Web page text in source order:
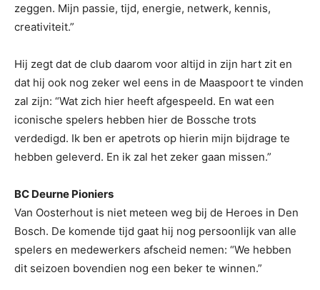
zeggen. Mijn passie, tijd, energie, netwerk, kennis,
creativiteit.”
Hij zegt dat de club daarom voor altijd in zijn hart zit en
dat hij ook nog zeker wel eens in de Maaspoort te vinden
zal zijn: “Wat zich hier heeft afgespeeld. En wat een
iconische spelers hebben hier de Bossche trots
verdedigd. Ik ben er apetrots op hierin mijn bijdrage te
hebben geleverd. En ik zal het zeker gaan missen.”
BC Deurne Pioniers
Van Oosterhout is niet meteen weg bij de Heroes in Den
Bosch. De komende tijd gaat hij nog persoonlijk van alle
spelers en medewerkers afscheid nemen: “We hebben
dit seizoen bovendien nog een beker te winnen.”